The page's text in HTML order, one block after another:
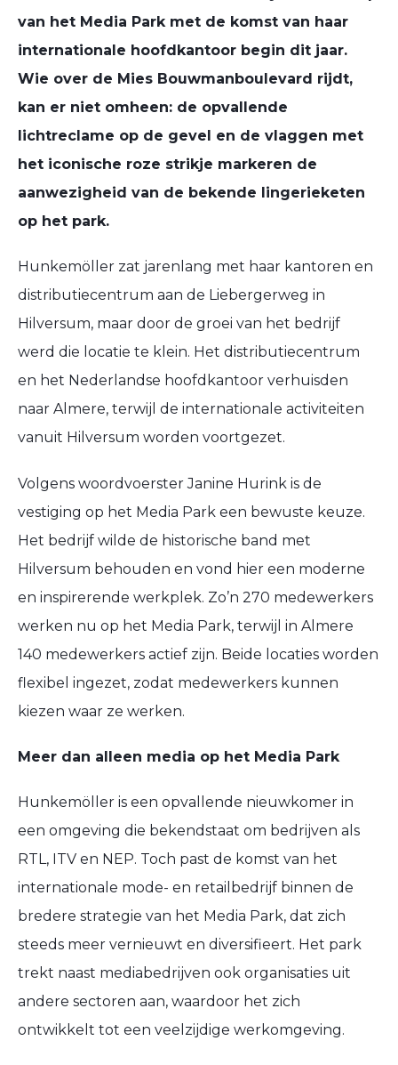
van het Media Park met de komst van haar
internationale hoofdkantoor begin dit jaar.
Wie over de Mies Bouwmanboulevard rijdt,
kan er niet omheen: de opvallende
lichtreclame op de gevel en de vlaggen met
het iconische roze strikje markeren de
aanwezigheid van de bekende lingerieketen
op het park.
Hunkemöller zat jarenlang met haar kantoren en
distributiecentrum aan de Liebergerweg in
Hilversum, maar door de groei van het bedrijf
werd die locatie te klein. Het distributiecentrum
en het Nederlandse hoofdkantoor verhuisden
naar Almere, terwijl de internationale activiteiten
vanuit Hilversum worden voortgezet.
Volgens woordvoerster Janine Hurink is de
vestiging op het Media Park een bewuste keuze.
Het bedrijf wilde de historische band met
Hilversum behouden en vond hier een moderne
en inspirerende werkplek. Zo’n 270 medewerkers
werken nu op het Media Park, terwijl in Almere
140 medewerkers actief zijn. Beide locaties worden
flexibel ingezet, zodat medewerkers kunnen
kiezen waar ze werken.
Meer dan alleen media op het Media Park
Hunkemöller is een opvallende nieuwkomer in
een omgeving die bekendstaat om bedrijven als
RTL, ITV en NEP. Toch past de komst van het
internationale mode- en retailbedrijf binnen de
bredere strategie van het Media Park, dat zich
steeds meer vernieuwt en diversifieert. Het park
trekt naast mediabedrijven ook organisaties uit
andere sectoren aan, waardoor het zich
ontwikkelt tot een veelzijdige werkomgeving.